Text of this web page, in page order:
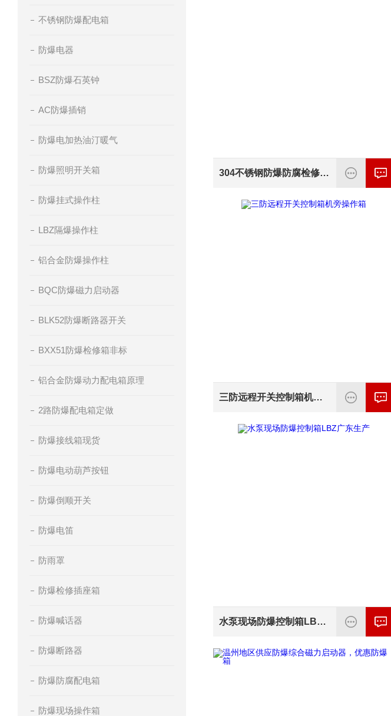
不锈钢防爆配电箱
防爆电器
BSZ防爆石英钟
AC防爆插销
防爆电加热油汀暖气
防爆照明开关箱
防爆挂式操作柱
LBZ隔爆操作柱
铝合金防爆操作柱
BQC防爆磁力启动器
BLK52防爆断路器开关
BXX51防爆检修箱非标
铝合金防爆动力配电箱原理
2路防爆配电箱定做
防爆接线箱现货
防爆电动葫芦按钮
防爆倒顺开关
防爆电笛
防雨罩
防爆检修插座箱
防爆喊话器
防爆断路器
防爆防腐配电箱
防爆现场操作箱
304不锈钢防爆防腐检修电源插座箱*
三防远程开关控制箱机旁操作箱
水泵现场防爆控制箱LBZ广东生产